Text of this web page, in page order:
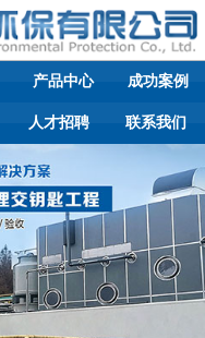
产品中心 成功案例
人才招聘 联系我们